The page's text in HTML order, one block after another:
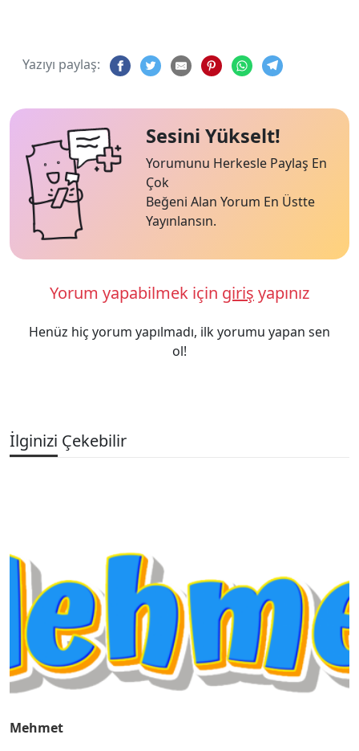
Yazıyı paylaş:
Sesini Yükselt!
Yorumunu Herkesle Paylaş En
Çok
Beğeni Alan Yorum En Üstte
Yayınlansın.
Yorum yapabilmek için giriş yapınız
Henüz hiç yorum yapılmadı, ilk yorumu yapan sen
ol!
İlginizi Çekebilir
Mehmet